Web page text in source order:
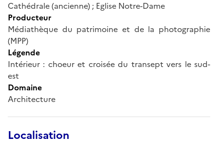
Cathédrale (ancienne) ; Eglise Notre-Dame
Producteur
Médiathèque du patrimoine et de la photographie
(MPP)
Légende
Intérieur : choeur et croisée du transept vers le sud-
est
Domaine
Architecture
Localisation